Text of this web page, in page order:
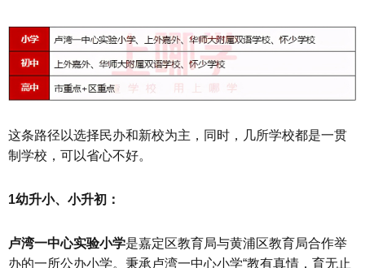
这条路径以选择民办和新校为主，同时，几所学校都是一贯
制学校，可以省心不好。
1幼升小、小升初：
卢湾一中心实验小学是嘉定区教育局与黄浦区教育局合作举
办的一所公办小学。秉承卢湾一中心小学“教有真情，育无止